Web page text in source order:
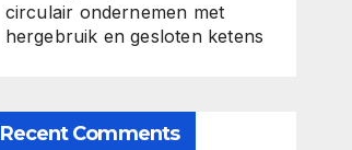
circulair ondernemen met
hergebruik en gesloten ketens
Recent Comments